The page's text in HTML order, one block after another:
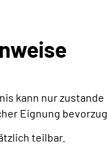
kann nur
Eignung
teilbar.